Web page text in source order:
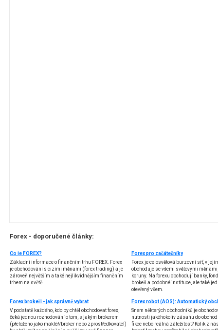
Forex - doporučené články:
Co je FOREX?
Základní informace o finančním trhu FOREX. Forex
je obchodování s cizími měnami (forex trading) a je
zároveň největším a také nejlikvidnějším finančním
trhem na světě.
Forex pro začátečníky
Forex je celosvětová burzovní síť, v
obchoduje se všemi světovými
koruny. Na forexu obchodují banky,
brokeři a podobné instituce, ale také
otevřený všem.
Forex brokeři - jak správně vybrat
V podstatě každého, kdo by chtěl obchodovat forex,
čeká jednou rozhodování o tom, s jakým brokerem
(přeloženo jako makléř/broker nebo zprostředkovatel)
Snem některých obchodníků je
nutnosti jakéhokoliv zásahu do
fikce nebo reálná záležitost? Kolik z